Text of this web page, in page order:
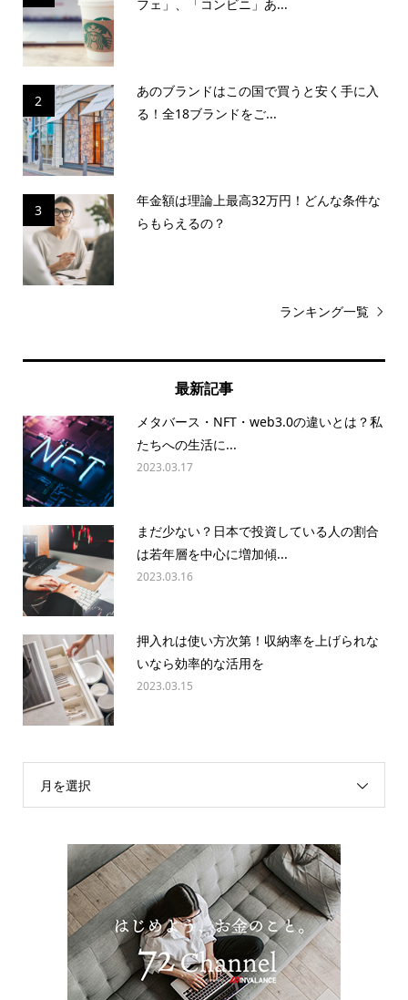
フェ」、「コンビニ」あ...
2
あのブランドはこの国で買うと安く手に入
る！全18ブランドをご...
3
年金額は理論上最高32万円！どんな条件な
らもらえるの？
ランキング一覧
最新記事
メタバース・NFT・web3.0の違いとは？私
たちへの生活に...
2023.03.17
まだ少ない？日本で投資している人の割合
は若年層を中心に増加傾...
2023.03.16
押入れは使い方次第！収納率を上げられな
いなら効率的な活用を
2023.03.15
月を選択